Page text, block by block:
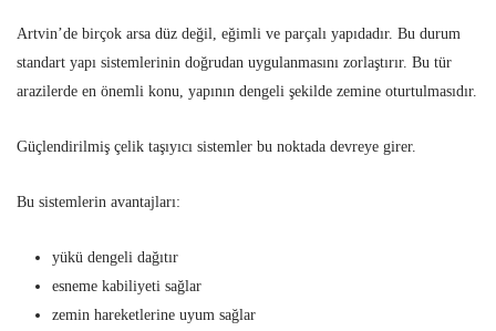
Artvin’de birçok arsa düz değil, eğimli ve parçalı yapıdadır. Bu durum
standart yapı sistemlerinin doğrudan uygulanmasını zorlaştırır. Bu tür
arazilerde en önemli konu, yapının dengeli şekilde zemine oturtulmasıdır.
Güçlendirilmiş çelik taşıyıcı sistemler bu noktada devreye girer.
Bu sistemlerin avantajları:
yükü dengeli dağıtır
esneme kabiliyeti sağlar
zemin hareketlerine uyum sağlar